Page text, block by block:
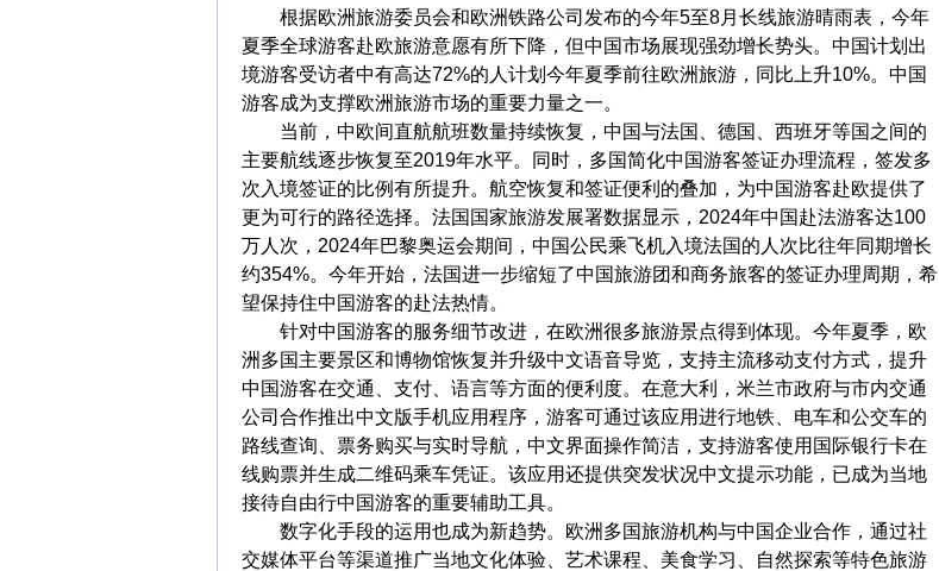
根据欧洲旅游委员会和欧洲铁路公司发布的今年5至8月长线旅游晴雨表，今年
夏季全球游客赴欧旅游意愿有所下降，但中国市场展现强劲增长势头。中国计划出
境游客受访者中有高达72%的人计划今年夏季前往欧洲旅游，同比上升10%。中国
游客成为支撑欧洲旅游市场的重要力量之一。
当前，中欧间直航航班数量持续恢复，中国与法国、德国、西班牙等国之间的
主要航线逐步恢复至2019年水平。同时，多国简化中国游客签证办理流程，签发多
次入境签证的比例有所提升。航空恢复和签证便利的叠加，为中国游客赴欧提供了
更为可行的路径选择。法国国家旅游发展署数据显示，2024年中国赴法游客达100
万人次，2024年巴黎奥运会期间，中国公民乘飞机入境法国的人次比往年同期增长
约354%。今年开始，法国进一步缩短了中国旅游团和商务旅客的签证办理周期，希
望保持住中国游客的赴法热情。
针对中国游客的服务细节改进，在欧洲很多旅游景点得到体现。今年夏季，欧
洲多国主要景区和博物馆恢复并升级中文语音导览，支持主流移动支付方式，提升
中国游客在交通、支付、语言等方面的便利度。在意大利，米兰市政府与市内交通
公司合作推出中文版手机应用程序，游客可通过该应用进行地铁、电车和公交车的
路线查询、票务购买与实时导航，中文界面操作简洁，支持游客使用国际银行卡在
线购票并生成二维码乘车凭证。该应用还提供突发状况中文提示功能，已成为当地
接待自由行中国游客的重要辅助工具。
数字化手段的运用也成为新趋势。欧洲多国旅游机构与中国企业合作，通过社
交媒体平台等渠道推广当地文化体验、艺术课程、美食学习、自然探索等特色旅游